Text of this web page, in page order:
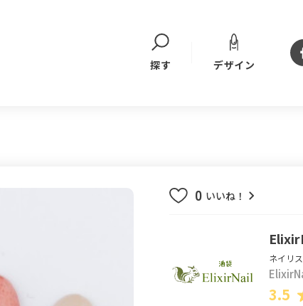
探す デザイン
0 いいね！
ネイリ
3.5